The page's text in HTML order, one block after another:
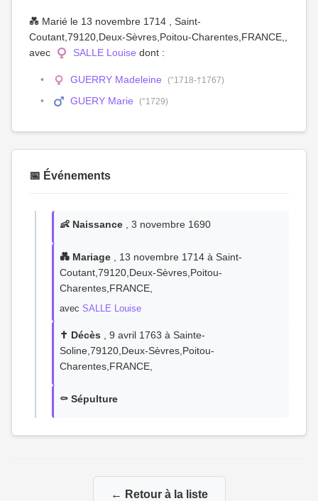
💑 Marié le 13 novembre 1714 , Saint-
Coutant,79120,Deux-Sèvres,Poitou-Charentes,FRANCE,,
avec
SALLE Louise dont :
GUERRY Madeleine (°1718-†1767)
GUERY Marie (°1729)
📅 Événements
👶 Naissance , 3 novembre 1690
💑 Mariage , 13 novembre 1714 à Saint-
Coutant,79120,Deux-Sèvres,Poitou-
Charentes,FRANCE,
avec SALLE Louise
✝️ Décès , 9 avril 1763 à Sainte-
Soline,79120,Deux-Sèvres,Poitou-
Charentes,FRANCE,
⚰️ Sépulture
← Retour à la liste